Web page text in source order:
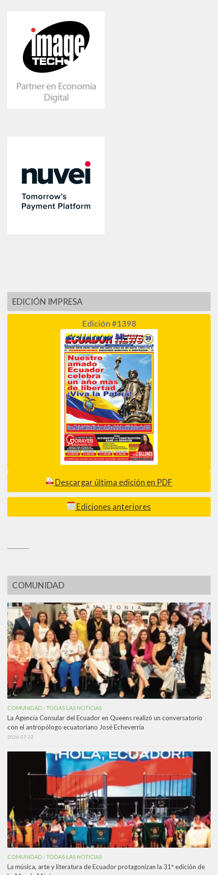
EDICIÓN IMPRESA
Edición #1398
Descargar última edición en PDF
Ediciones anteriores
COMUNIDAD
COMUNIDAD /TODAS LAS NOTICIAS
La Agencia Consular del Ecuador en Queens realizó un conversatorio
con el antropólogo ecuatoriano José Echeverría
2026-07-22
COMUNIDAD /TODAS LAS NOTICIAS
La música, arte y literatura de Ecuador protagonizan la 31ª edición de